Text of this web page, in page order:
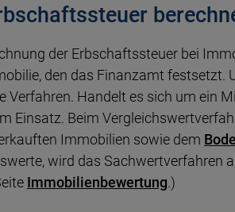
der Erb­schafts­steuer bei
den das Finanz­amt fest­setzt.
Ver­fahren. Handelt es sich um ein
Ein­satz. Beim
Immo­bilien sowie dem
wird das Sach­wert­ver­fahren
Immo­bilien­bewertung.)